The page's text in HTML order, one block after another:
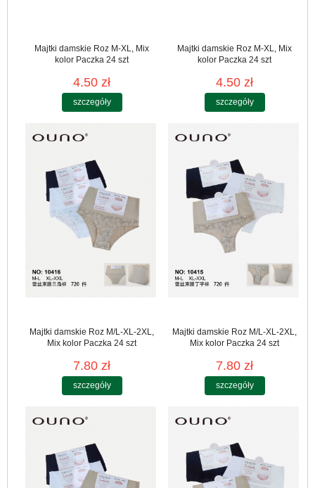
Majtki damskie Roz M-XL, Mix
kolor Paczka 24 szt
4.50 zł
szczegóły
Majtki damskie Roz M-XL, Mix
kolor Paczka 24 szt
4.50 zł
szczegóły
Majtki damskie Roz M/L-XL-2XL,
Mix kolor Paczka 24 szt
7.80 zł
szczegóły
Majtki damskie Roz M/L-XL-2XL,
Mix kolor Paczka 24 szt
7.80 zł
szczegóły